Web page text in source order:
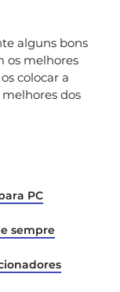
alguns bons
os melhores
colocar a
melhores dos
PC
sempre